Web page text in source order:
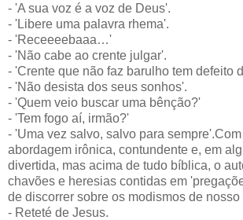
- 'A sua voz é a voz de Deus'.
- 'Libere uma palavra rhema'.
- 'Receeeebaaa…'
- 'Não cabe ao crente julgar'.
- 'Crente que não faz barulho tem defeito
- 'Não desista dos seus sonhos'.
- 'Quem veio buscar uma bênção?'
- 'Tem fogo aí, irmão?'
- 'Uma vez salvo, salvo para
abordagem irônica, contundente e, em
divertida, mas acima de tudo bíblica, o
chavões e heresias contidas em
de discorrer sobre os modismos de nosso
- Reteté de Jesus.